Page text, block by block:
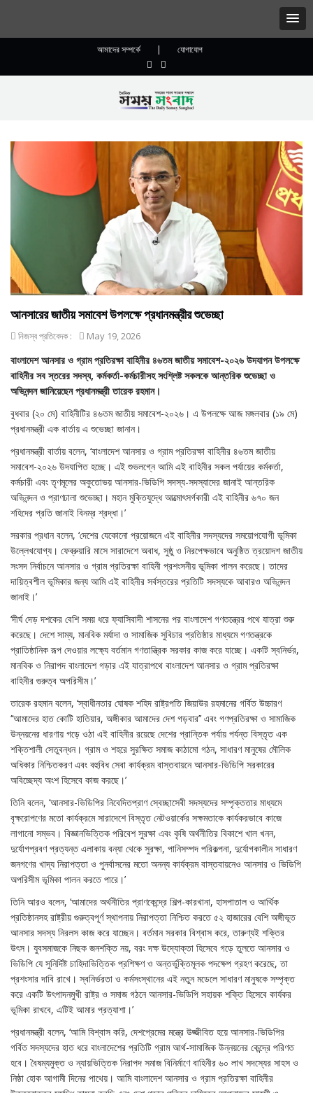
আমাদের সম্পর্কে | যোগাযোগ
আনসারের জাতীয় সমাবেশ উপলক্ষে প্রধানমন্ত্রীর শুভেচ্ছা
নিজস্ব প্রতিবেদক : May 19, 2026
বাংলাদেশ আনসার ও গ্রাম প্রতিরক্ষা বাহিনীর ৪৬তম জাতীয় সমাবেশ-২০২৬ উদযাপন উপলক্ষে
বাহিনীর সব স্তরের সদস্য, কর্মকর্তা-কর্মচারীসহ সংশ্লিষ্ট সকলকে আন্তরিক শুভেচ্ছা ও
অভিনন্দন জানিয়েছেন প্রধানমন্ত্রী তারেক রহমান।
বুধবার (২০ মে) বাহিনীটির ৪৬তম জাতীয় সমাবেশ-২০২৬। এ উপলক্ষে আজ মঙ্গলবার (১৯ মে)
প্রধানমন্ত্রী এক বার্তায় এ শুভেচ্ছা জানান।
প্রধানমন্ত্রী বার্তায় বলেন, ‘বাংলাদেশ আনসার ও গ্রাম প্রতিরক্ষা বাহিনীর ৪৬তম জাতীয়
সমাবেশ-২০২৬ উদযাপিত হচ্ছে। এই শুভলগ্নে আমি এই বাহিনীর সকল পর্যায়ের কর্মকর্তা,
কর্মচারী এবং তৃণমূলের অকুতোভয় আনসার-ভিডিপি সদস্য-সদস্যাদের জানাই আন্তরিক
অভিনন্দন ও প্রাণঢালা শুভেচ্ছা। মহান মুক্তিযুদ্ধে আত্মোৎসর্গকারী এই বাহিনীর ৬৭০ জন
শহিদের প্রতি জানাই বিনম্র শ্রদ্ধা।’
সরকার প্রধান বলেন, ‘দেশের যেকোনো প্রয়োজনে এই বাহিনীর সদস্যদের সময়োপযোগী ভূমিকা
উল্লেখযোগ্য। ফেব্রুয়ারি মাসে সারাদেশে অবাধ, সুষ্ঠু ও নিরপেক্ষভাবে অনুষ্ঠিত ত্রয়োদশ জাতীয়
সংসদ নির্বাচনে আনসার ও গ্রাম প্রতিরক্ষা বাহিনী প্রশংসনীয় ভূমিকা পালন করেছে। তাদের
দায়িত্বশীল ভূমিকার জন্য আমি এই বাহিনীর সর্বস্তরের প্রতিটি সদস্যকে আবারও অভিনন্দন
জানাই।’
‘দীর্ঘ দেড় দশকের বেশি সময় ধরে ফ্যাসিবাদী শাসনের পর বাংলাদেশ গণতন্ত্রের পথে যাত্রা শুরু
করেছে। দেশে সাম্য, মানবিক মর্যাদা ও সামাজিক সুবিচার প্রতিষ্ঠার মাধ্যমে গণতন্ত্রকে
প্রাতিষ্ঠানিক রূপ দেওয়ার লক্ষ্যে বর্তমান গণতান্ত্রিক সরকার কাজ করে যাচ্ছে। একটি স্বনির্ভর,
মানবিক ও নিরাপদ বাংলাদেশ গড়ার এই যাত্রাপথে বাংলাদেশ আনসার ও গ্রাম প্রতিরক্ষা
বাহিনীর গুরুত্ব অপরিসীম।’
তারেক রহমান বলেন, ‘স্বাধীনতার ঘোষক শহিদ রাষ্ট্রপতি জিয়াউর রহমানের গর্বিত উচ্চারণ
‘‘আমাদের হাত কোটি হাতিয়ার, অঙ্গীকার আমাদের দেশ গড়বার’’ এবং গণপ্রতিরক্ষা ও সামাজিক
উন্নয়নের ধারণায় গড়ে ওঠা এই বাহিনীর রয়েছে দেশের প্রান্তিক পর্যায় পর্যন্ত বিস্তৃত এক
শক্তিশালী সেতুবন্ধন। গ্রাম ও শহরে সুরক্ষিত সমাজ কাঠামো গঠন, সাধারণ মানুষের মৌলিক
অধিকার নিশ্চিতকরণ এবং বহুবিধ সেবা কার্যক্রম বাস্তবায়নে আনসার-ভিডিপি সরকারের
অবিচ্ছেদ্য অংশ হিসেবে কাজ করছে।’
তিনি বলেন, ‘আনসার-ভিডিপির নিবেদিতপ্রাণ স্বেচ্ছাসেবী সদস্যদের সম্পৃক্ততার মাধ্যমে
বৃক্ষরোপণের মতো কার্যক্রমে সারাদেশে বিস্তৃত নেটওয়ার্কের সক্ষমতাকে কার্যকরভাবে কাজে
লাগানো সম্ভব। বিজ্ঞানভিত্তিক পরিবেশ সুরক্ষা এবং কৃষি অর্থনীতির বিকাশে খাল খনন,
দুর্যোগপ্রবণ প্রত্যন্ত এলাকায় বন্যা থেকে সুরক্ষা, পানিসম্পদ পরিকল্পনা, দুর্যোগকালীন সাধারণ
জনগণের খাদ্য নিরাপত্তা ও পুনর্বাসনের মতো অনন্য কার্যক্রম বাস্তবায়নেও আনসার ও ভিডিপি
অপরিসীম ভূমিকা পালন করতে পারে।’
তিনি আরও বলেন, ‘আমাদের অর্থনীতির প্রাণকেন্দ্রে শিল্প-কারখানা, হাসপাতাল ও আর্থিক
প্রতিষ্ঠানসহ রাষ্ট্রীয় গুরুত্বপূর্ণ স্থাপনায় নিরাপত্তা নিশ্চিত করতে ৫২ হাজারের বেশি অঙ্গীভূত
আনসার সদস্য নিরলস কাজ করে যাচ্ছেন। বর্তমান সরকার বিশ্বাস করে, তারুণ্যই শক্তির
উৎস। যুবসমাজকে নিছক জনশক্তি নয়, বরং দক্ষ উদ্যোক্তা হিসেবে গড়ে তুলতে আনসার ও
ভিডিপি যে সুনির্দিষ্ট চাহিদাভিত্তিক প্রশিক্ষণ ও অন্তর্ভুক্তিমূলক পদক্ষেপ গ্রহণ করেছে, তা
প্রশংসার দাবি রাখে। স্বনির্ভরতা ও কর্মসংস্থানের এই নতুন মডেলে সাধারণ মানুষকে সম্পৃক্ত
করে একটি উৎপাদনমুখী রাষ্ট্র ও সমাজ গঠনে আনসার-ভিডিপি সহায়ক শক্তি হিসেবে কার্যকর
ভূমিকা রাখবে, এটিই আমার প্রত্যাশা।’
প্রধানমন্ত্রী বলেন, ‘আমি বিশ্বাস করি, দেশপ্রেমের মন্ত্রে উজ্জীবিত হয়ে আনসার-ভিডিপির
গর্বিত সদস্যদের হাত ধরে বাংলাদেশের প্রতিটি গ্রাম আর্থ-সামাজিক উন্নয়নের কেন্দ্রে পরিণত
হবে। বৈষম্যমুক্ত ও ন্যায়ভিত্তিক নিরাপদ সমাজ বিনির্মাণে বাহিনীর ৬০ লাখ সদস্যের সাহস ও
নিষ্ঠা হোক আগামী দিনের পাথেয়। আমি বাংলাদেশ আনসার ও গ্রাম প্রতিরক্ষা বাহিনীর